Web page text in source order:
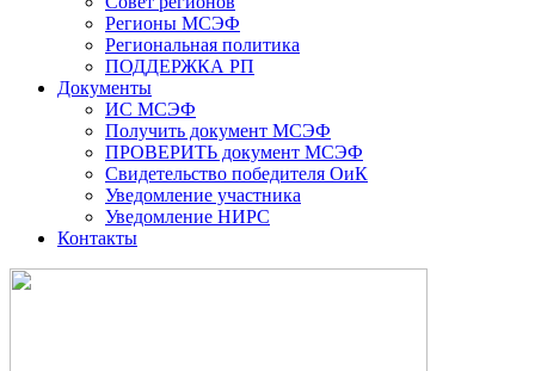
Регионы МСЭФ
Региональная политика
ПОДДЕРЖКА РП
Документы
ИС МСЭФ
Получить документ МСЭФ
ПРОВЕРИТЬ документ МСЭФ
Свидетельство победителя ОиК
Уведомление участника
Уведомление НИРС
Контакты